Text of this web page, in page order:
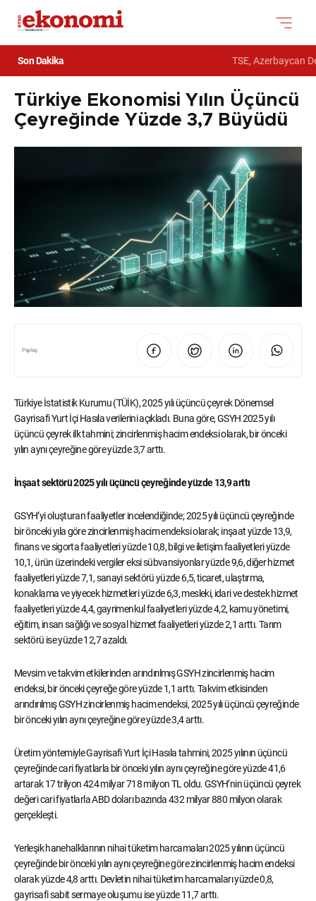
Son Dakika TSE, Azerbaycan
Türkiye Ekonomisi Yılın Üçüncü
Çeyreğinde Yüzde 3,7 Büyüdü
Paylaş
Türkiye İstatistik Kurumu (TÜİK), 2025 yılı üçüncü çeyrek Dönemsel
Gayrisafi Yurt İçi Hasıla verilerini açıkladı. Buna göre, GSYH 2025 yılı
üçüncü çeyrek ilk tahmini; zincirlenmiş hacim endeksi olarak, bir önceki
yılın aynı çeyreğine göre yüzde 3,7 arttı.
İnşaat sektörü 2025 yılı üçüncü çeyreğinde yüzde 13,9 arttı
GSYH’yi oluşturan faaliyetler incelendiğinde; 2025 yılı üçüncü çeyreğinde
bir önceki yıla göre zincirlenmiş hacim endeksi olarak; inşaat yüzde 13,9,
finans ve sigorta faaliyetleri yüzde 10,8, bilgi ve iletişim faaliyetleri yüzde
10,1, ürün üzerindeki vergiler eksi sübvansiyonlar yüzde 9,6, diğer hizmet
faaliyetleri yüzde 7,1, sanayi sektörü yüzde 6,5, ticaret, ulaştırma,
konaklama ve yiyecek hizmetleri yüzde 6,3, mesleki, idari ve destek hizmet
faaliyetleri yüzde 4,4, gayrimenkul faaliyetleri yüzde 4,2, kamu yönetimi,
eğitim, insan sağlığı ve sosyal hizmet faaliyetleri yüzde 2,1 arttı. Tarım
sektörü ise yüzde 12,7 azaldı.
Mevsim ve takvim etkilerinden arındırılmış GSYH zincirlenmiş hacim
endeksi, bir önceki çeyreğe göre yüzde 1,1 arttı. Takvim etkisinden
arındırılmış GSYH zincirlenmiş hacim endeksi, 2025 yılı üçüncü çeyreğinde
bir önceki yılın aynı çeyreğine göre yüzde 3,4 arttı.
Üretim yöntemiyle Gayrisafi Yurt İçi Hasıla tahmini, 2025 yılının üçüncü
çeyreğinde cari fiyatlarla bir önceki yılın aynı çeyreğine göre yüzde 41,6
artarak 17 trilyon 424 milyar 718 milyon TL oldu. GSYH’nin üçüncü çeyrek
değeri cari fiyatlarla ABD doları bazında 432 milyar 880 milyon olarak
gerçekleşti.
Yerleşik hanehalklarının nihai tüketim harcamaları 2025 yılının üçüncü
çeyreğinde bir önceki yılın aynı çeyreğine göre zincirlenmiş hacim endeksi
olarak yüzde 4,8 arttı. Devletin nihai tüketim harcamaları yüzde 0,8,
gayrisafi sabit sermaye oluşumu ise yüzde 11,7 arttı.